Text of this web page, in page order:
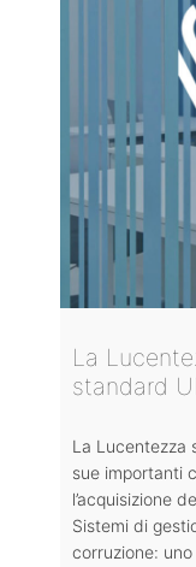
La
standard
La Lucentezza
sue importanti
l’acquisizione
Sistemi di
corruzione: